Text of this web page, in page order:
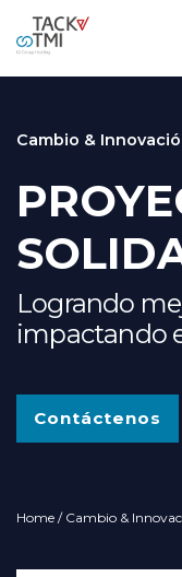
Cambio &
Logrando
impactando
Contáctenos
Home / Cambio &